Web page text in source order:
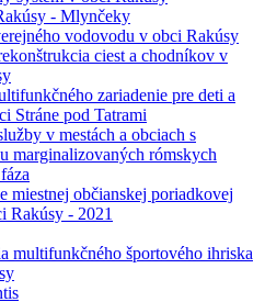
- Mlynčeky
vodovodu v obci Rakúsy
ciest a chodníkov v
zariadenie pre deti a
Stráne pod Tatrami
v mestách a obciach s
marginalizovaných rómskych
miestnej občianskej poriadkovej
Rakúsy - 2021
multifunkčného športového ihriska